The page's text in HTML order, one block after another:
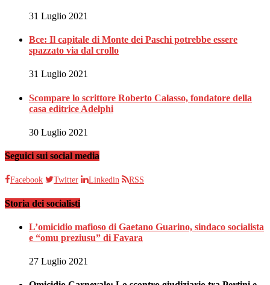
31 Luglio 2021
Bce: Il capitale di Monte dei Paschi potrebbe essere
spazzato via dal crollo
31 Luglio 2021
Scompare lo scrittore Roberto Calasso, fondatore della
casa editrice Adelphi
30 Luglio 2021
Seguici sui social media
Facebook Twitter Linkedin RSS
Storia dei socialisti
L’omicidio mafioso di Gaetano Guarino, sindaco socialista
e “omu preziusu” di Favara
27 Luglio 2021